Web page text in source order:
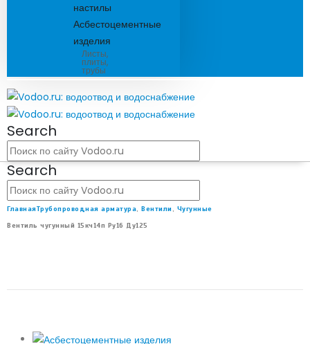
настилы
Асбестоцементные
изделия
Листы,
плиты,
трубы
Search
Search
ГлавнаяТрубопроводная арматура, Вентили, Чугунные
Вентиль чугунный 15кч14п Ру16 Ду125